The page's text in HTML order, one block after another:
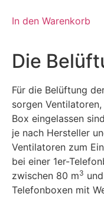
In den Warenkorb
Die
Für die Belüftung
sorgen
Box eingelassen
je nach Hersteller
Ventilatoren zum
bei einer 1er-
zwischen 80 m3
Telefonboxen mit